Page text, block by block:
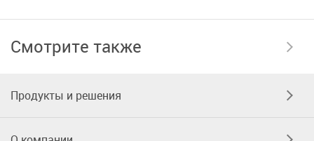
Смотрите также
Продукты и решения